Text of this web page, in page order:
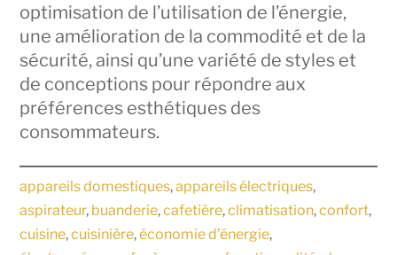
optimisation de l’utilisation de l’énergie,
une amélioration de la commodité et de la
sécurité, ainsi qu’une variété de styles et
de conceptions pour répondre aux
préférences esthétiques des
consommateurs.
appareils domestiques, appareils électriques
aspirateur, buanderie, cafetière, climatisation, confort
cuisine, cuisinière, économie d’énergie